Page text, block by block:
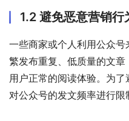
1.2 避免恶意营销行
一些商家或个人利用公众
繁发布重复、低质量的文
用户正常的阅读体验。为
对公众号的发文频率进行限